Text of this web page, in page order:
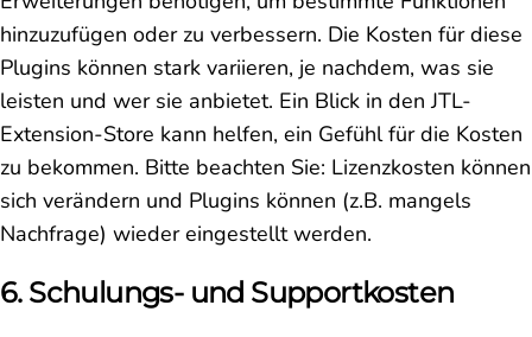
hinzuzufügen oder zu verbessern. Die Kosten für diese
Plugins können stark variieren, je nachdem, was sie
leisten und wer sie anbietet. Ein Blick in den JTL-
Extension-Store kann helfen, ein Gefühl für die Kosten
zu bekommen. Bitte beachten Sie: Lizenzkosten können
sich verändern und Plugins können (z.B. mangels
Nachfrage) wieder eingestellt werden.
6. Schulungs- und Supportkosten